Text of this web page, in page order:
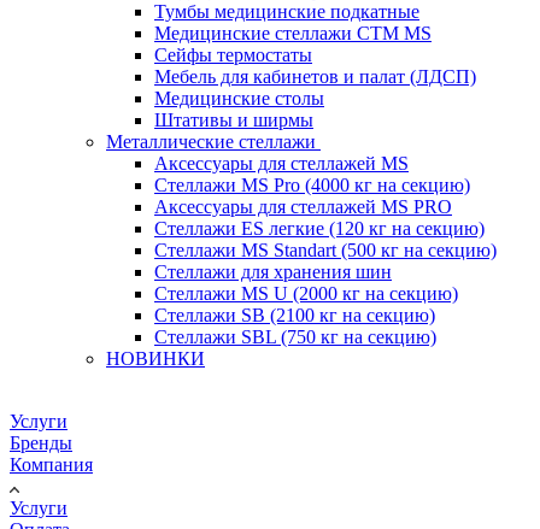
Тумбы медицинские подкатные
Медицинские стеллажи CTM MS
Сейфы термостаты
Мебель для кабинетов и палат (ЛДСП)
Медицинские столы
Штативы и ширмы
Металлические стеллажи
Аксессуары для стеллажей MS
Стеллажи MS Pro (4000 кг на секцию)
Аксессуары для стеллажей MS PRO
Стеллажи ES легкие (120 кг на секцию)
Стеллажи MS Standart (500 кг на секцию)
Стеллажи для хранения шин
Стеллажи MS U (2000 кг на секцию)
Стеллажи SB (2100 кг на секцию)
Стеллажи SBL (750 кг на секцию)
НОВИНКИ
Услуги
Бренды
Компания
Услуги